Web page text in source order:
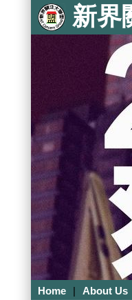
新界
Home | About Us